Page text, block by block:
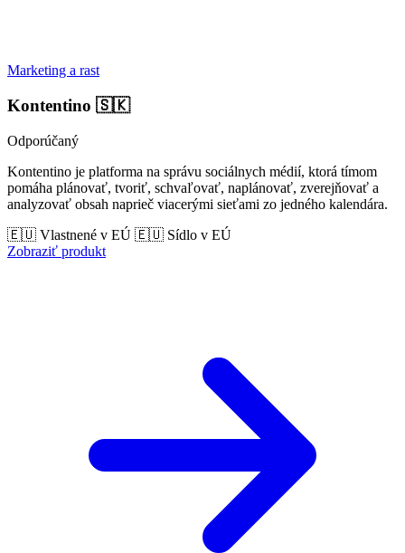
Marketing a rast
Kontentino 🇸🇰
Odporúčaný
Kontentino je platforma na správu sociálnych médií, ktorá tímom
pomáha plánovať, tvoriť, schvaľovať, naplánovať, zverejňovať a
analyzovať obsah naprieč viacerými sieťami zo jedného kalendára.
🇪🇺 Vlastnené v EÚ 🇪🇺 Sídlo v EÚ
Zobraziť produkt